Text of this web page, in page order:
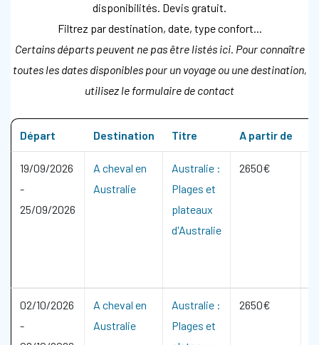
disponibilités. Devis gratuit.
Filtrez par destination, date, type confort...
Certains départs peuvent ne pas être listés ici. Pour connaître
toutes les dates disponibles pour un voyage ou une destination,
utilisez le formulaire de contact
Départ Destination Titre A partir de
19/09/2026
-
25/09/2026
A cheval en
Australie
Australie :
Plages et
plateaux
d'Australie
2650€
02/10/2026
-
A cheval en
Australie
Australie :
Plages et
2650€